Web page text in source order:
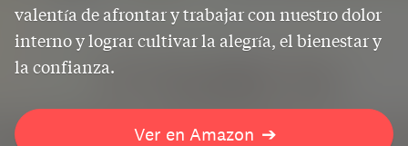
valentía de afrontar y trabajar con nuestro dolor
interno y lograr cultivar la alegría, el bienestar y
la confianza.
Ver en Amazon ➔